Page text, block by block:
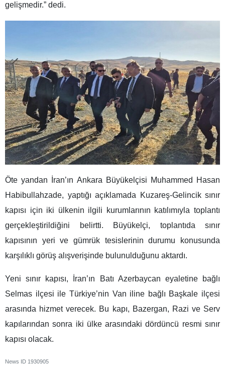
gelişmedir.” dedi.
Öte yandan İran’ın Ankara Büyükelçisi Muhammed Hasan
Habibullahzade, yaptığı açıklamada Kuzareş-Gelincik sınır
kapısı için iki ülkenin ilgili kurumlarının katılımıyla toplantı
gerçekleştirildiğini belirtti. Büyükelçi, toplantıda sınır
kapısının yeri ve gümrük tesislerinin durumu konusunda
karşılıklı görüş alışverişinde bulunulduğunu aktardı.
Yeni sınır kapısı, İran’ın Batı Azerbaycan eyaletine bağlı
Selmas ilçesi ile Türkiye’nin Van iline bağlı Başkale ilçesi
arasında hizmet verecek. Bu kapı, Bazergan, Razi ve Serv
kapılarından sonra iki ülke arasındaki dördüncü resmi sınır
kapısı olacak.
News ID 1930905